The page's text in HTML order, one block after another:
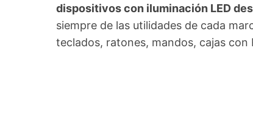
dispositivos con iluminación LED
siempre de las utilidades de cada
teclados, ratones, mandos, cajas